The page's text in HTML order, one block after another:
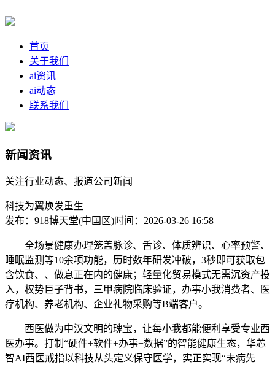
首页
关于我们
ai资讯
ai动态
联系我们
新闻资讯
关注行业动态、报道公司新闻
科技为翼焕发重生
发布：918博天堂(中国区)时间：2026-03-26 16:58
全场景健康办理笼盖脉诊、舌诊、体质辨识、心率预警、
睡眠监测等10余项功能，历时数年研发冲破，3秒即可获取包
含饮食、、做息正在内的健康；轻量化贸易模式无需沉资产投
入，权势巨子背书，三甲病院临床验证，办事小我消费者、医
疗机构、养老机构、企业礼物采购等B端客户。
西医做为中汉文明的瑰宝，让每小我都能便利享受专业西
医办事。打制“硬件+软件+办事+数据”的智能健康生态，华芯
智AI西医戒指以科技从头定义保守医学，实正实现“未病先